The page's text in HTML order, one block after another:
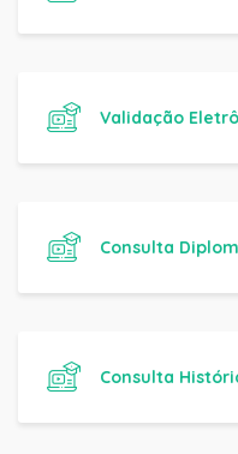
Validação
Consulta
Consulta